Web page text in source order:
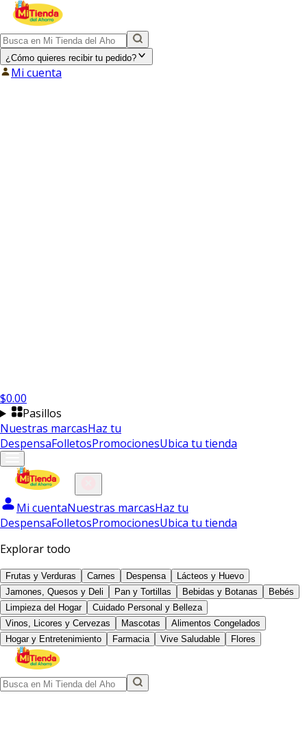
¿Cómo quieres recibir tu pedido?
Mi cuenta
$0.00
Pasillos
Nuestras marcasHaz tu
DespensaFolletosPromocionesUbica tu tienda
Mi cuentaNuestras marcasHaz tu
DespensaFolletosPromocionesUbica tu tienda
Explorar todo
Frutas y Verduras Carnes Despensa
Lácteos y Huevo
Jamones, Quesos y Deli
Pan y Tortillas Bebidas y Botanas
Bebés
Limpieza del Hogar
Cuidado Personal y Belleza
Vinos, Licores y Cervezas
Mascotas
Alimentos Congelados
Hogar y Entretenimiento
Farmacia Vive Saludable Flores